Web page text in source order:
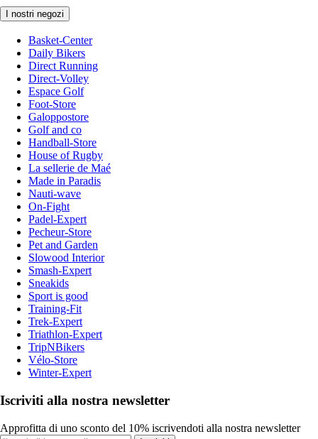
I nostri negozi
Basket-Center
Daily Bikers
Direct Running
Direct-Volley
Espace Golf
Foot-Store
Galoppostore
Golf and co
Handball-Store
House of Rugby
La sellerie de Maé
Made in Paradis
Nauti-wave
On-Fight
Padel-Expert
Pecheur-Store
Pet and Garden
Slowood Interior
Smash-Expert
Sneakids
Sport is good
Training-Fit
Trek-Expert
Triathlon-Expert
TripNBikers
Vélo-Store
Winter-Expert
Iscriviti alla nostra newsletter
Approfitta di uno sconto del 10% iscrivendoti alla nostra newsletter